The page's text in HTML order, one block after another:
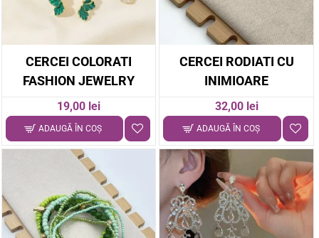
CERCEI COLORATI
FASHION JEWELRY
19,00 lei
ADAUGĂ ÎN COŞ
CERCEI RODIATI CU
INIMIOARE
32,00 lei
ADAUGĂ ÎN COŞ